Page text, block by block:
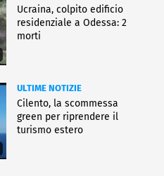
Ucraina, colpito edificio
residenziale a Odessa: 2
morti
ULTIME NOTIZIE
Cilento, la scommessa
green per riprendere il
turismo estero